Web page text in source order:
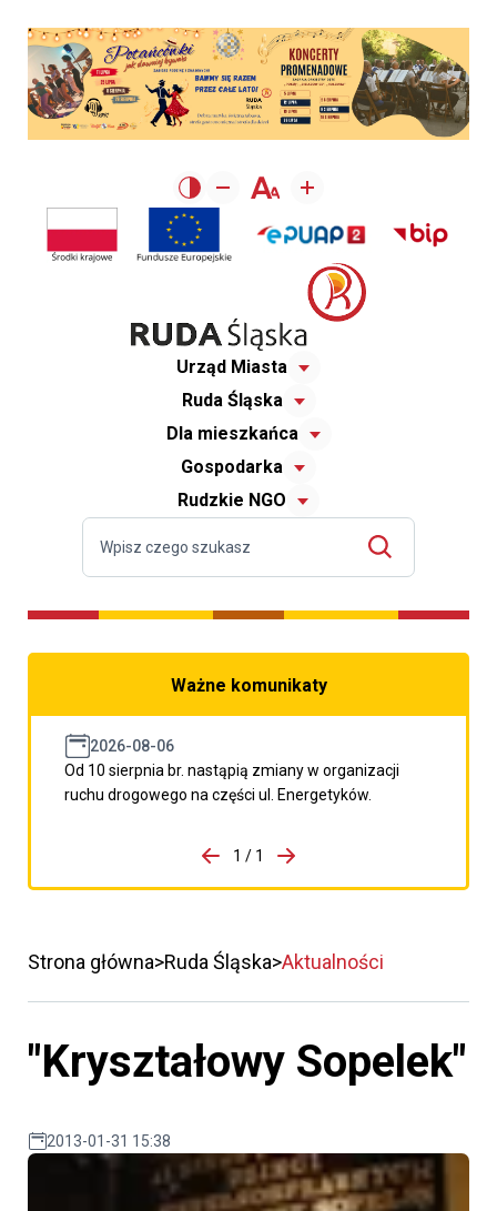
Urząd Miasta
Ruda Śląska
Dla mieszkańca
Gospodarka
Rudzkie NGO
Ważne komunikaty
2026-08-06
Od 10 sierpnia br. nastąpią zmiany w organizacji
ruchu drogowego na części ul. Energetyków.
porzpedniego komunikatu
1 / 1
Przejdź do następnego
Strona główna Ruda Śląska Aktualności
"Kryształowy Sopelek"
2013-01-31 15:38